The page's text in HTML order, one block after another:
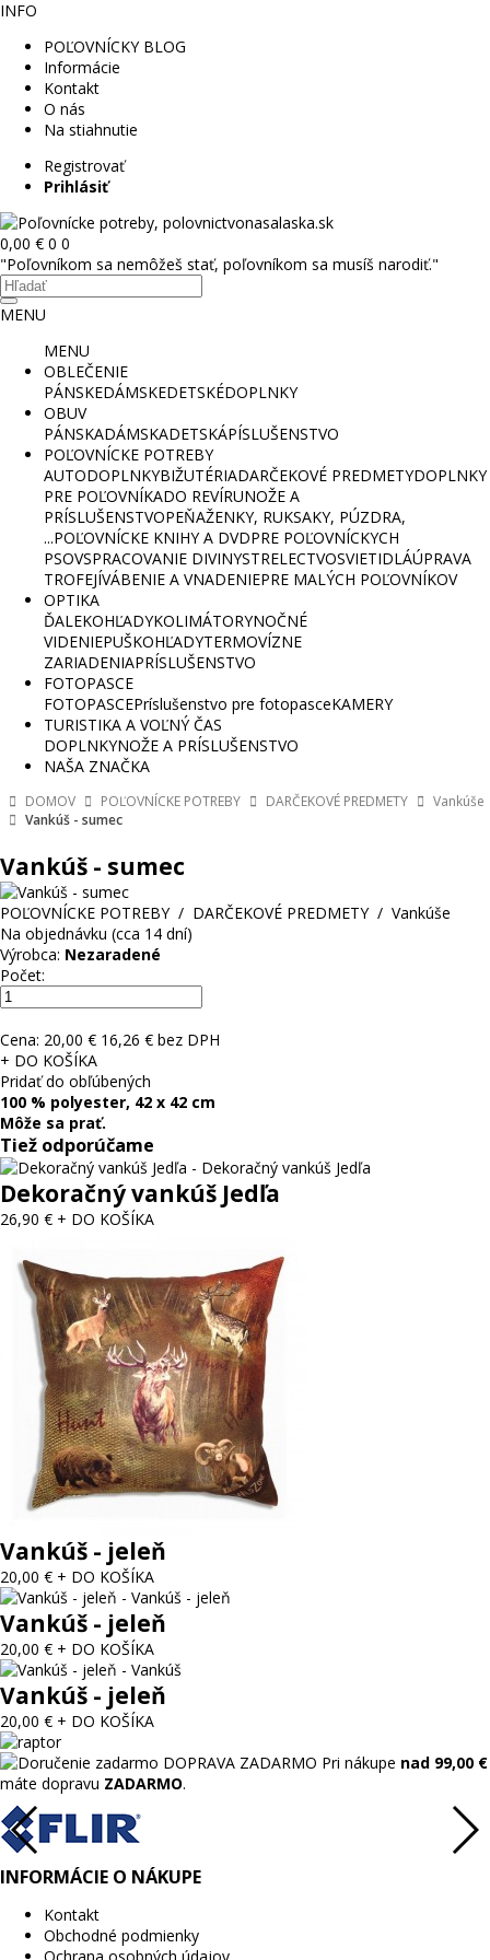
INFO
POĽOVNÍCKY BLOG
Informácie
Kontakt
O nás
Na stiahnutie
Registrovať
Prihlásiť
0,00 € 0 0
"Poľovníkom sa nemôžeš stať, poľovníkom sa musíš narodiť."
MENU
MENU
OBLEČENIE
PÁNSKEDÁMSKEDETSKÉDOPLNKY
OBUV
PÁNSKADÁMSKADETSKÁPÍSLUŠENSTVO
POĽOVNÍCKE POTREBY
AUTODOPLNKYBIŽUTÉRIADARČEKOVÉ PREDMETYDOPLNKY
PRE POĽOVNÍKADO REVÍRUNOŽE A
PRÍSLUŠENSTVOPEŇAŽENKY, RUKSAKY, PÚZDRA,
...POĽOVNÍCKE KNIHY A DVDPRE POĽOVNÍCKYCH
PSOVSPRACOVANIE DIVINYSTRELECTVOSVIETIDLÁÚPRAVA
TROFEJÍVÁBENIE A VNADENIEPRE MALÝCH POĽOVNÍKOV
OPTIKA
ĎALEKOHĽADYKOLIMÁTORYNOČNÉ
VIDENIEPUŠKOHĽADYTERMOVÍZNE
ZARIADENIAPRÍSLUŠENSTVO
FOTOPASCE
FOTOPASCEPríslušenstvo pre fotopasceKAMERY
TURISTIKA A VOĽNÝ ČAS
DOPLNKYNOŽE A PRÍSLUŠENSTVO
NAŠA ZNAČKA
DOMOV POĽOVNÍCKE POTREBY DARČEKOVÉ PREDMETY
Vankúše
Vankúš - sumec
Vankúš - sumec
POĽOVNÍCKE POTREBY/ DARČEKOVÉ PREDMETY/ Vankúše
Na objednávku (cca 14 dní)
Výrobca: Nezaradené
Počet:
Cena: 20,00 € 16,26 € bez DPH
+ DO KOŠÍKA
Pridať do obľúbených
100 % polyester, 42 x 42 cm
Môže sa prať.
Tiež odporúčame
Dekoračný vankúš Jedľa
26,90 € + DO KOŠÍKA
Vankúš - jeleň
20,00 € + DO KOŠÍKA
Vankúš - jeleň
20,00 € + DO KOŠÍKA
Vankúš - jeleň
20,00 € + DO KOŠÍKA
DOPRAVA ZADARMO Pri nákupe nad 99,00 €
máte dopravu ZADARMO.
INFORMÁCIE O NÁKUPE
Kontakt
Obchodné podmienky